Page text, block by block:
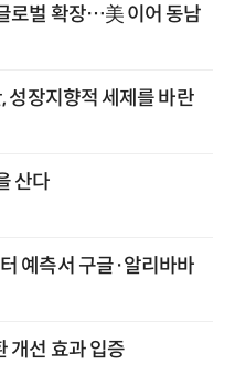
로벌 확장…美 이어 동남
성장지향적 세제를 바란
산다
예측서 구글·알리바바
개선 효과 입증